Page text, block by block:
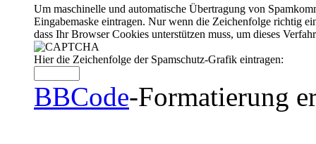
Um maschinelle und automatische Übertragung von
Eingabemaske eintragen. Nur wenn die Zeichenfolge richtig
dass Ihr Browser Cookies unterstützen muss, um dieses
Hier die Zeichenfolge der Spamschutz-Grafik eintragen:
BBCode-Formatierung